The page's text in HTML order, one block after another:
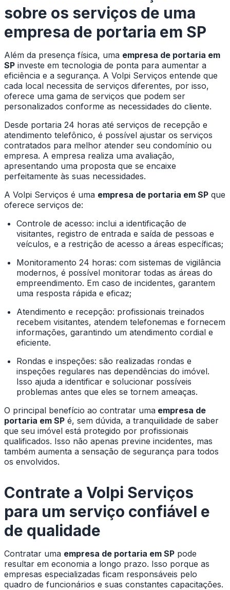
sobre os serviços de uma
empresa de portaria em SP
Além da presença física, uma empresa de portaria em
SP investe em tecnologia de ponta para aumentar a
eficiência e a segurança. A Volpi Serviços entende que
cada local necessita de serviços diferentes, por isso,
oferece uma gama de serviços que podem ser
personalizados conforme as necessidades do cliente.
Desde portaria 24 horas até serviços de recepção e
atendimento telefônico, é possível ajustar os serviços
contratados para melhor atender seu condomínio ou
empresa. A empresa realiza uma avaliação,
apresentando uma proposta que se encaixe
perfeitamente às suas necessidades.
A Volpi Serviços é uma empresa de portaria em SP que
oferece serviços de:
Controle de acesso: inclui a identificação de
visitantes, registro de entrada e saída de pessoas e
veículos, e a restrição de acesso a áreas específicas;
Monitoramento 24 horas: com sistemas de vigilância
modernos, é possível monitorar todas as áreas do
empreendimento. Em caso de incidentes, garantem
uma resposta rápida e eficaz;
Atendimento e recepção: profissionais treinados
recebem visitantes, atendem telefonemas e fornecem
informações, garantindo um atendimento cordial e
eficiente.
Rondas e inspeções: são realizadas rondas e
inspeções regulares nas dependências do imóvel.
Isso ajuda a identificar e solucionar possíveis
problemas antes que eles se tornem ameaças.
O principal benefício ao contratar uma empresa de
portaria em SP é, sem dúvida, a tranquilidade de saber
que seu imóvel está protegido por profissionais
qualificados. Isso não apenas previne incidentes, mas
também aumenta a sensação de segurança para todos
os envolvidos.
Contrate a Volpi Serviços
para um serviço confiável e
de qualidade
Contratar uma empresa de portaria em SP pode
resultar em economia a longo prazo. Isso porque as
empresas especializadas ficam responsáveis pelo
quadro de funcionários e suas constantes capacitações.